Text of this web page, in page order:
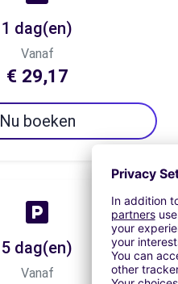
1 dag(en)
Vanaf
€ 29,17
Nu boeken
5 dag(en)
Vanaf